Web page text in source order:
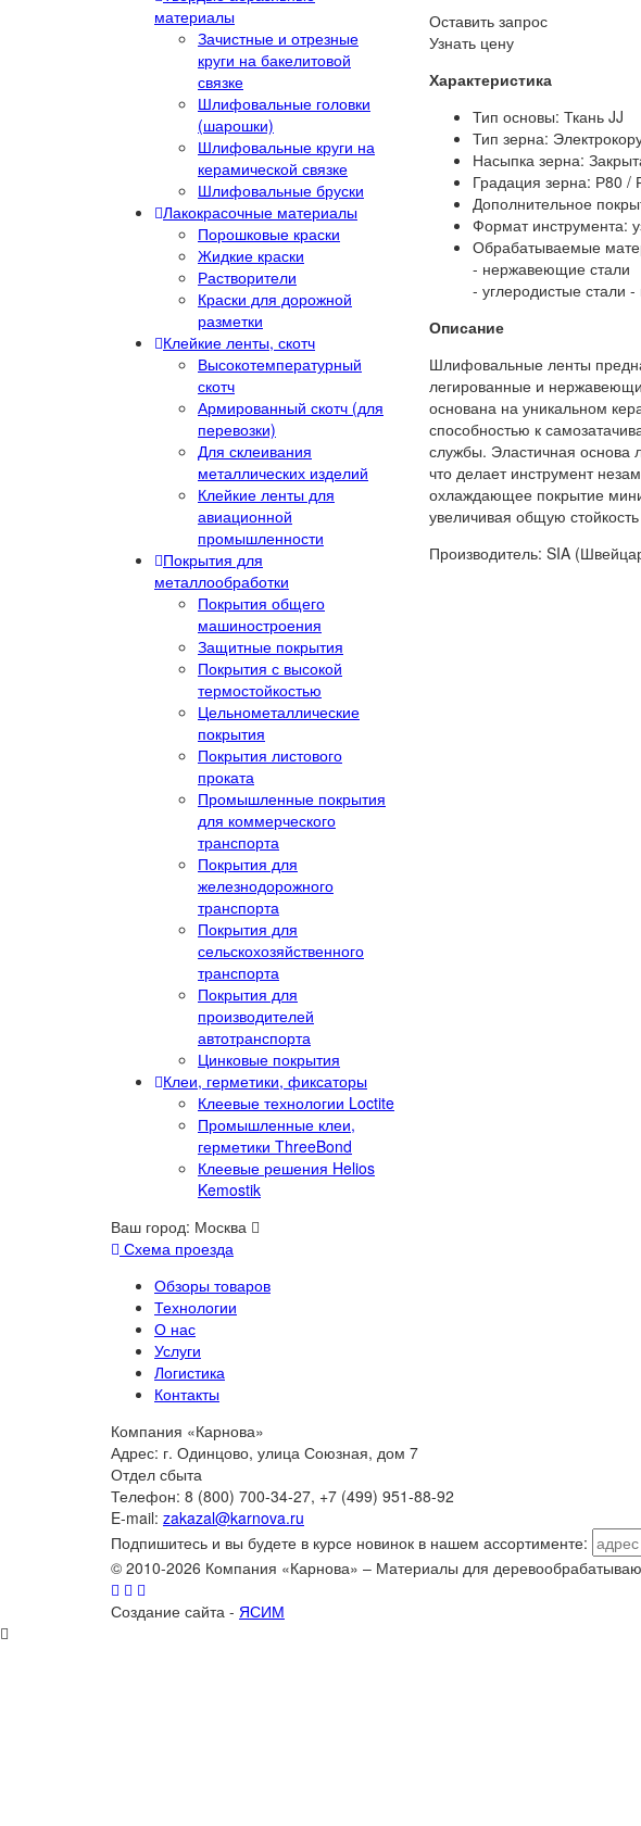
материалы
Зачистные и отрезные
круги на бакелитовой
связке
Шлифовальные головки
(шарошки)
Шлифовальные круги на
керамической связке
Шлифовальные бруски
Лакокрасочные материалы
Порошковые краски
Жидкие краски
Растворители
Краски для дорожной
разметки
Клейкие ленты, скотч
Высокотемпературный
скотч
Армированный скотч (для
перевозки)
Для склеивания
металлических изделий
Клейкие ленты для
авиационной
промышленности
Покрытия для
металлообработки
Покрытия общего
машиностроения
Защитные покрытия
Покрытия с высокой
термостойкостью
Цельнометаллические
покрытия
Покрытия листового
проката
Промышленные покрытия
для коммерческого
транспорта
Покрытия для
железнодорожного
транспорта
Покрытия для
сельскохозяйственного
транспорта
Покрытия для
производителей
автотранспорта
Цинковые покрытия
Клеи, герметики, фиксаторы
Клеевые технологии Loctite
Промышленные клеи,
герметики ThreeBond
Клеевые решения Helios
Kemostik
Оставить запрос
Узнать цену
Характеристика
Тип основы: Ткань JJ
Тип зерна:
Насыпка зерна:
Градация зерна: Р80 /
Дополнительное
Формат инструмента:
Обрабатываемые
- нержавеющие стали
- углеродистые стали
Описание
Шлифовальные ленты
легированные и
основана на уникальном
способностью к
службы. Эластичная основа
что делает инструмент
охлаждающее покрытие
увеличивая общую
Производитель: SIA
Ваш город: Москва
Схема проезда
Обзоры товаров
Технологии
О нас
Услуги
Логистика
Контакты
Компания «Карнова»
Адрес: г. Одинцово, улица Союзная, дом 7
Отдел сбыта
Телефон: 8 (800) 700-34-27, +7 (499) 951-88-92
E-mail: zakazal@karnova.ru
Подпишитесь и вы будете в курсе новинок в нашем ассортименте:
© 2010-2026 Компания «Карнова» – Материалы для
Создание сайта - ЯСИМ